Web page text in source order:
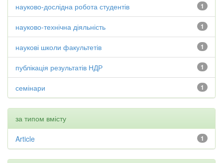
1
науково-дослідна робота студентів
1
науково-технічна діяльність
1
наукові школи факультетів
1
публікація результатів НДР
1
семінари
за типом вмісту
1
Article